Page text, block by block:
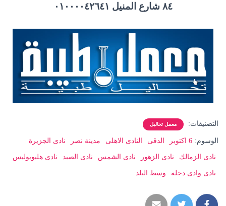
٨٤ شارع المنيل ٠١٠٠٠٠٤٢٦٤١
التصنيفات: معمل تحاليل
الوسوم: 6 اكتوبر الدقى النادى الاهلى مدينة نصر نادى الجزيرة
نادى الزمالك نادى الزهور نادى الشمس نادى الصيد نادى هليوبوليس
نادى وادى دجلة وسط البلد